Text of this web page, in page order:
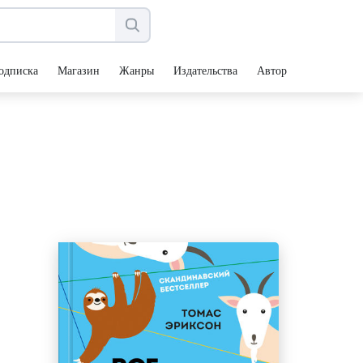
Магазин Жанры Издательства Авторы